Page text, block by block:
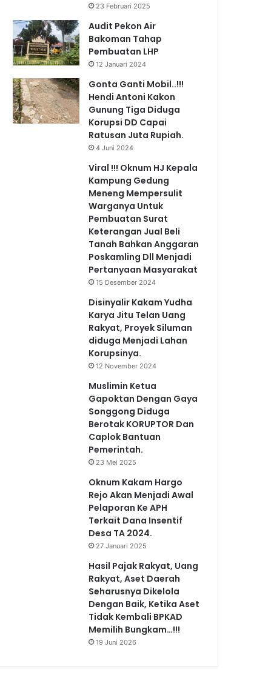
23 Februari 2025
Audit Pekon Air
Bakoman Tahap
Pembuatan LHP
12 Januari 2024
Gonta Ganti Mobil..!!!
Hendi Antoni Kakon
Gunung Tiga Diduga
Korupsi DD Capai
Ratusan Juta Rupiah.
4 Juni 2024
Viral !!! Oknum HJ Kepala
Kampung Gedung
Meneng Mempersulit
Warganya Untuk
Pembuatan Surat
Keterangan Jual Beli
Tanah Bahkan Anggaran
Poskamling Dll Menjadi
Pertanyaan Masyarakat
15 Desember 2024
Disinyalir Kakam Yudha
Karya Jitu Telan Uang
Rakyat, Proyek Siluman
diduga Menjadi Lahan
Korupsinya.
12 November 2024
Muslimin Ketua
Gapoktan Dengan Gaya
Songgong Diduga
Berotak KORUPTOR Dan
Caplok Bantuan
Pemerintah.
23 Mei 2025
Oknum Kakam Hargo
Rejo Akan Menjadi Awal
Pelaporan Ke APH
Terkait Dana Insentif
Desa TA 2024.
27 Januari 2025
Hasil Pajak Rakyat, Uang
Rakyat, Aset Daerah
Seharusnya Dikelola
Dengan Baik, Ketika Aset
Tidak Kembali BPKAD
Memilih Bungkam…!!!
19 Juni 2026